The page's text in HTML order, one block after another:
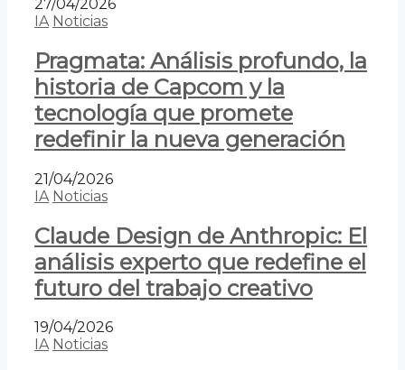
27/04/2026
IA Noticias
Pragmata: Análisis profundo, la
historia de Capcom y la
tecnología que promete
redefinir la nueva generación
21/04/2026
IA Noticias
Claude Design de Anthropic: El
análisis experto que redefine el
futuro del trabajo creativo
19/04/2026
IA Noticias